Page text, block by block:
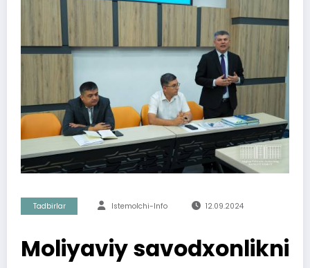
Tadbirlar Istemolchi-Info 12.09.2024
Moliyaviy savodxonlikni